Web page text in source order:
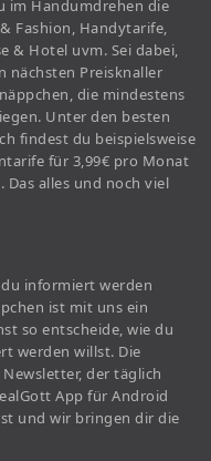
im Handumdrehen die
Fashion, Handytarife,
& Hotel uvm. Sei dabei,
nächsten Preisknaller
die mindestens
Unter den besten
findest du beispielsweise
für 3,99€ pro Monat
Das alles und noch viel
du informiert werden
ist mit uns ein
so entscheide, wie du
werden willst. Die
der täglich
App für Android
und wir bringen dir die